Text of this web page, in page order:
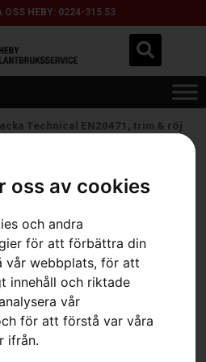
oss av cookies
och andra
för att förbättra din
vår webbplats, för att
innehåll och riktade
vår
för att förstå var våra
ifrån.
OSS HEBY: 0224-315 53
Technical EN20471, trim & röj